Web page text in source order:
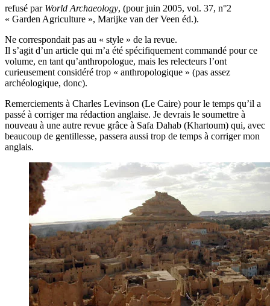
refusé par World Archaeology, (pour juin 2005, vol. 37, n°2
« Garden Agriculture », Marijke van der Veen éd.).
Ne correspondait pas au « style » de la revue.
Il s’agit d’un article qui m’a été spécifiquement commandé pour ce
volume, en tant qu’anthropologue, mais les relecteurs l’ont
curieusement considéré trop « anthropologique » (pas assez
archéologique, donc).
Remerciements à Charles Levinson (Le Caire) pour le temps qu’il a
passé à corriger ma rédaction anglaise. Je devrais le soumettre à
nouveau à une autre revue grâce à Safa Dahab (Khartoum) qui, avec
beaucoup de gentillesse, passera aussi trop de temps à corriger mon
anglais.